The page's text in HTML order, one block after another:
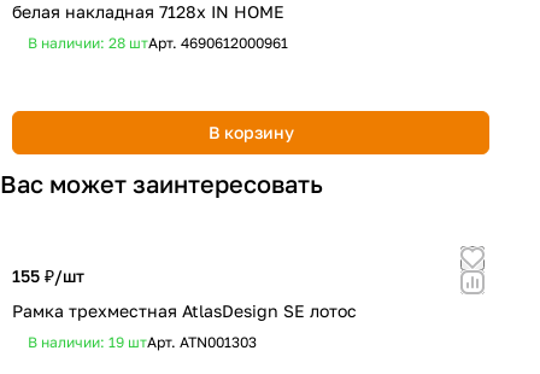
белая накладная 7128х IN HOME
В наличии: 28 штАрт. 4690612000961
В корзину
Вас может заинтересовать
155 ₽/шт
Рамка трехместная AtlasDesign SE лотос
В наличии: 19 штАрт. ATN001303